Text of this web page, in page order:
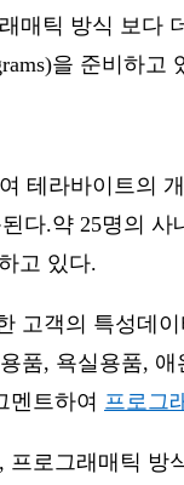
틱 방식 보다
을 준비하고
테라바이트의
다.약 25명의
고 있다.
고객의 특성
품, 욕실용품,
멘트하여 프로그
로그래매틱